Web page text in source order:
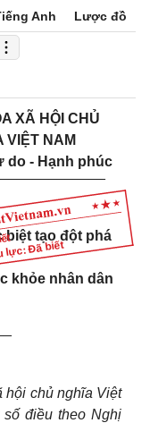
Anh Lược đồ
lực: Đã biết
XÃ HỘI CHỦ
VIỆT NAM
do - Hạnh phúc
biệt tạo đột phá
khỏe nhân dân
chủ nghĩa Việt
điều theo Nghị